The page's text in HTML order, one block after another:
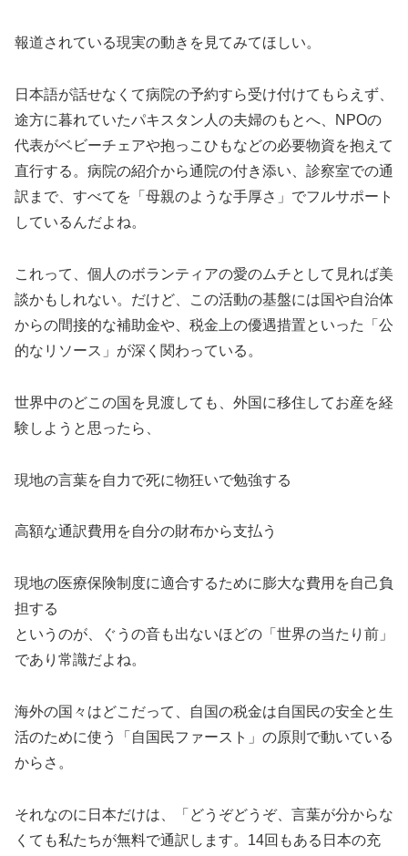
報道されている現実の動きを見てみてほしい。
日本語が話せなくて病院の予約すら受け付けてもらえず、
途方に暮れていたパキスタン人の夫婦のもとへ、NPOの
代表がベビーチェアや抱っこひもなどの必要物資を抱えて
直行する。病院の紹介から通院の付き添い、診察室での通
訳まで、すべてを「母親のような手厚さ」でフルサポート
しているんだよね。
これって、個人のボランティアの愛のムチとして見れば美
談かもしれない。だけど、この活動の基盤には国や自治体
からの間接的な補助金や、税金上の優遇措置といった「公
的なリソース」が深く関わっている。
世界中のどこの国を見渡しても、外国に移住してお産を経
験しようと思ったら、
現地の言葉を自力で死に物狂いで勉強する
高額な通訳費用を自分の財布から支払う
現地の医療保険制度に適合するために膨大な費用を自己負
担する
というのが、ぐうの音も出ないほどの「世界の当たり前」
であり常識だよね。
海外の国々はどこだって、自国の税金は自国民の安全と生
活のために使う「自国民ファースト」の原則で動いている
からさ。
それなのに日本だけは、「どうぞどうぞ、言葉が分からな
くても私たちが無料で通訳します。14回もある日本の充